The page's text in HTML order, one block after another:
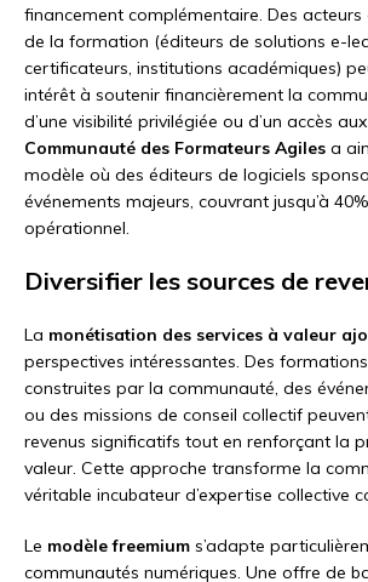
financement complémentaire. Des acteurs
de la formation (éditeurs de solutions e-
certificateurs, institutions académiques)
intérêt à soutenir financièrement la
d’une visibilité privilégiée ou d’un accès
Communauté des Formateurs Agiles a
modèle où des éditeurs de logiciels
événements majeurs, couvrant jusqu’à
opérationnel.
Diversifier les sources de
La monétisation des services à valeur
perspectives intéressantes. Des
construites par la communauté, des
ou des missions de conseil collectif
revenus significatifs tout en renforçant la
valeur. Cette approche transforme la
véritable incubateur d’expertise collective
Le modèle freemium s’adapte
communautés numériques. Une offre de